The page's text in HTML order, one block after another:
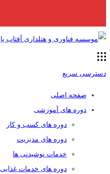
دسترسی سریع
صفحه اصلی
دوره های آموزشی
دوره های کسب و کار
دوره های مدیریت
خدمات نوشیدنی ها
دوره های خدمات غذایی